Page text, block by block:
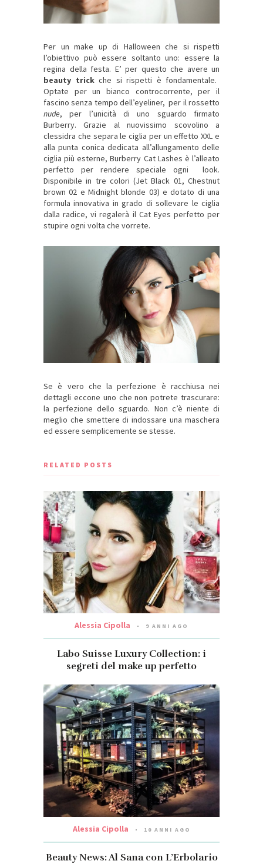
Per un make up di Halloween che si rispetti
l’obiettivo può essere soltanto uno: essere la
regina della festa. E’ per questo che avere un
beauty trickche si rispetti è fondamentale.
Optate per un bianco controcorrente, per il
fascino senza tempo dell’eyeliner, per il rossetto
nude, per l’unicità di uno sguardo firmato
Burberry. Grazie al nuovissimo scovolino a
clessidra che separa le ciglia per un effetto XXL e
alla punta conica dedicata all’allungamento delle
ciglia più esterne, Burberry Cat Lashes è l’alleato
perfetto per rendere speciale ogni look.
Disponibile in tre colori (Jet Black 01, Chestnut
brown 02 e Midnight blonde 03) e dotato di una
formula innovativa in grado di sollevare le ciglia
dalla radice, vi regalerà il Cat Eyes perfetto per
stupire ogni volta che vorrete.
Se è vero che la perfezione è racchiusa nei
dettagli eccone uno che non potrete trascurare:
la perfezione dello sguardo. Non c’è niente di
meglio che smettere di indossare una maschera
ed essere semplicemente se stesse.
RELATED POSTS
Alessia Cipolla 9 ANNI AGO
Labo Suisse Luxury Collection: i
segreti del make up perfetto
Alessia Cipolla 10 ANNI AGO
Beauty News: Al Sana con L’Erbolario